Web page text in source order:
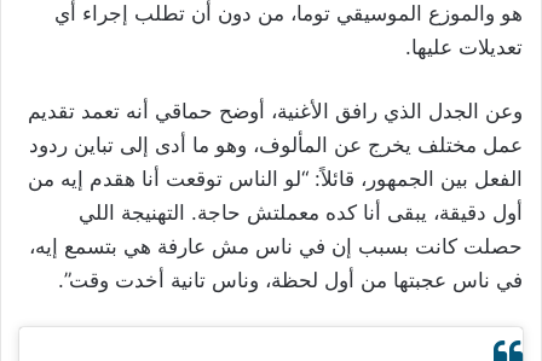
هو والموزع الموسيقي توما، من دون أن تطلب إجراء أي
تعديلات عليها.
وعن الجدل الذي رافق الأغنية، أوضح حماقي أنه تعمد تقديم
عمل مختلف يخرج عن المألوف، وهو ما أدى إلى تباين ردود
الفعل بين الجمهور، قائلاً: “لو الناس توقعت أنا هقدم إيه من
أول دقيقة، يبقى أنا كده معملتش حاجة. التهنيجة اللي
حصلت كانت بسبب إن في ناس مش عارفة هي بتسمع إيه،
في ناس عجبتها من أول لحظة، وناس تانية أخدت وقت”.